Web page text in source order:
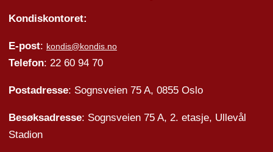
Kondiskontoret:
E-post: kondis@kondis.no
Telefon: 22 60 94 70
Postadresse: Sognsveien 75 A, 0855 Oslo
Besøksadresse: Sognsveien 75 A, 2. etasje, Ullevål
Stadion